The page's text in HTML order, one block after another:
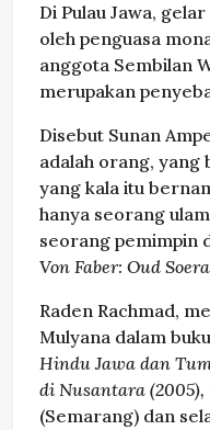
Di Pulau Jawa,
oleh penguasa
anggota Sembilan
merupakan
Disebut Sunan
adalah orang, yang
yang kala itu
hanya seorang
seorang pemimpin
Von Faber: Oud
Raden Rachmad,
Mulyana dalam
Hindu Jawa dan
di Nusantara (2005),
(Semarang) dan